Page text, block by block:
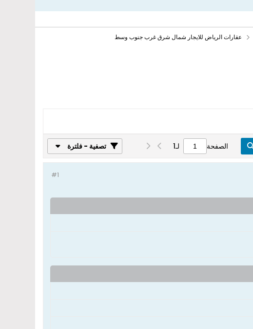
عقارات الرياض للايجار شمال شرق غرب جنوب وسط
الصفحة لـ1 تصفية - فلترة
#1